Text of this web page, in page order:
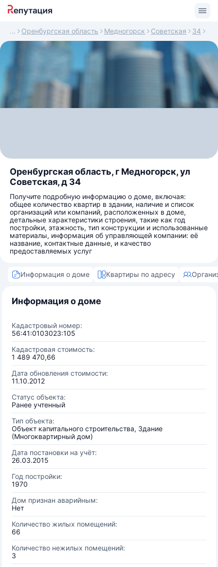
Оренбургская область Медногорск Советская 34
Оренбургская область, г Медногорск, ул
Советская, д 34
Получите подробную информацию о доме, включая:
общее количество квартир в здании, наличие и список
организаций или компаний, расположенных в доме,
детальные характеристики строения, такие как год
постройки, этажность, тип конструкции и использованные
материалы, информация об управляющей компании: её
название, контактные данные, и качество
предоставляемых услуг
Информация о доме Квартиры по адресу
Информация о доме
Кадастровый номер:
56:41:0103023:105
Кадастровая стоимость:
1 489 470,66
Дата обновления стоимости:
11.10.2012
Статус объекта:
Ранее учтенный
Тип объекта:
Объект капитального строительства, Здание
(Многоквартирный дом)
Дата постановки на учёт:
26.03.2015
Год постройки:
1970
Дом признан аварийным:
Нет
Количество жилых помещений:
66
Количество нежилых помещений:
3